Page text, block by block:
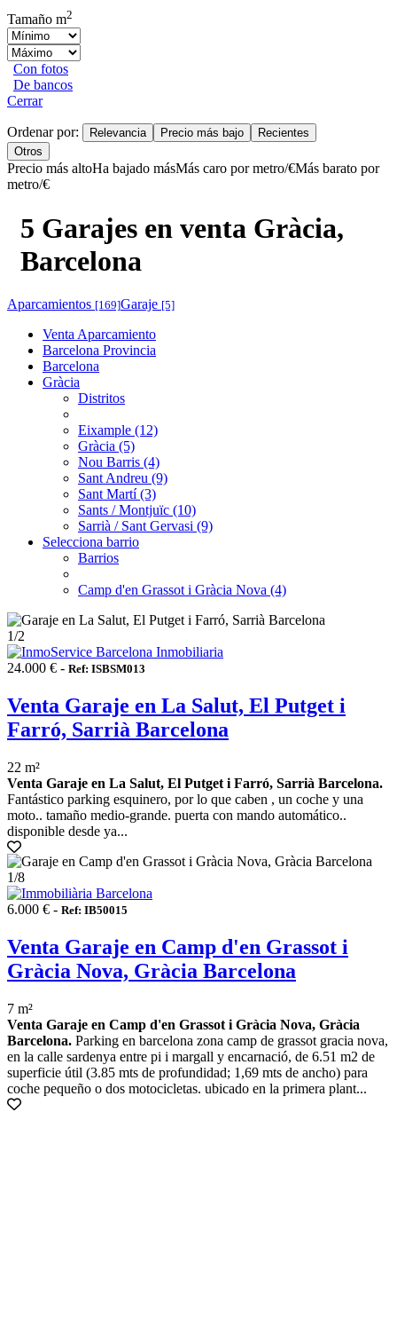
Tamaño m2
Con fotos
De bancos
Cerrar
Ordenar por: Relevancia Precio más bajo
Recientes
Otros
Precio más altoHa bajado másMás caro por metro/€Más barato por
metro/€
5 Garajes en venta Gràcia,
Barcelona
Aparcamientos [169]Garaje [5]
Venta Aparcamiento
Barcelona Provincia
Barcelona
Gràcia
Distritos
Eixample (12)
Gràcia (5)
Nou Barris (4)
Sant Andreu (9)
Sant Martí (3)
Sants / Montjuïc (10)
Sarrià / Sant Gervasi (9)
Selecciona barrio
Barrios
Camp d'en Grassot i Gràcia Nova (4)
1/2
24.000 € - Ref: ISBSM013
Venta Garaje en La Salut, El Putget i
Farró, Sarrià Barcelona
22 m²
Venta Garaje en La Salut, El Putget i Farró, Sarrià Barcelona.
Fantástico parking esquinero, por lo que caben , un coche y una
moto.. tamaño medio-grande. puerta con mando automático..
disponible desde ya...
1/8
6.000 € - Ref: IB50015
Venta Garaje en Camp d'en Grassot i
Gràcia Nova, Gràcia Barcelona
7 m²
Venta Garaje en Camp d'en Grassot i Gràcia Nova, Gràcia
Barcelona. Parking en barcelona zona camp de grassot gracia nova,
en la calle sardenya entre pi i margall y encarnació, de 6.51 m2 de
superficie útil (3.85 mts de profundidad; 1,69 mts de ancho) para
coche pequeño o dos motocicletas. ubicado en la primera plant...